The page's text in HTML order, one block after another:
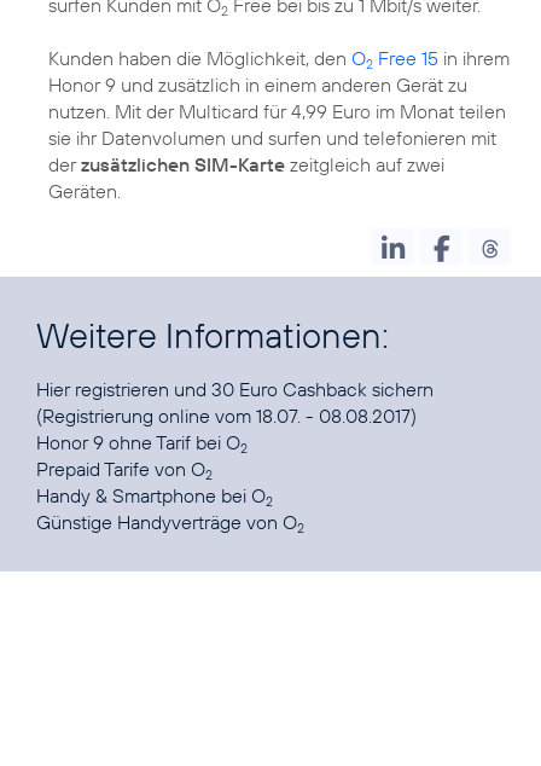
2
Kunden haben die Möglichkeit, den O2 Free 15 in ihrem
Honor 9 und zusätzlich in einem anderen Gerät zu
nutzen. Mit der Multicard für 4,99 Euro im Monat teilen
sie ihr Datenvolumen und surfen und telefonieren mit
derzusätzlichen SIM-Karte zeitgleich auf zwei
Geräten.
Weitere Informationen:
Hier registrieren und 30 Euro Cashback sichern
Honor 9 ohne Tarif bei O2
Prepaid Tarife von O2
Handy & Smartphone bei O2
Günstige Handyverträge von O2